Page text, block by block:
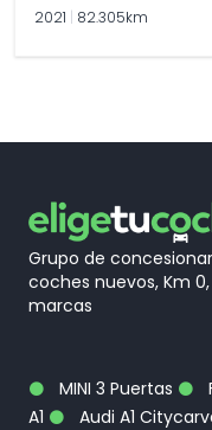
2021 82.305km
Grupo de
coches nuevos, Km
marcas
MINI 3 Puertas
A1
Audi A1